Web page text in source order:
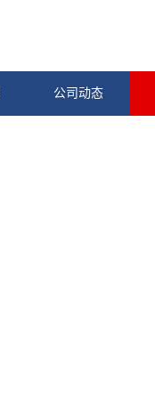
公司动态